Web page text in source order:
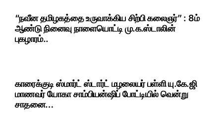
“நவீன தமிழகத்தை உருவாக்கிய சிற்பி கலைஞர்” : 8ம்
ஆண்டு நினைவு நாளையொட்டி மு.க.ஸ்டாலின்
புகழாரம்..
காரைக்குடி ஸ்மார்ட் ஸ்டார்ட் மழலையர் பள்ளி யு.கே.ஜி
மாணவர் யோகா சாம்பியன்ஷிப் போட்டியில் வென்று
சாதனை…